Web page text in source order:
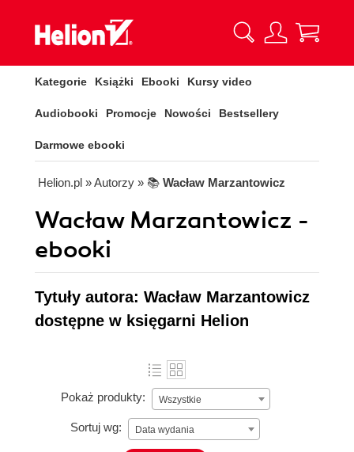
Kategorie Książki Ebooki Kursy video
Audiobooki Promocje Nowości Bestsellery
Darmowe ebooki
Helion.pl » Autorzy » 📚 Wacław Marzantowicz
Wacław Marzantowicz -
ebooki
Tytuły autora: Wacław Marzantowicz
dostępne w księgarni Helion
Pokaż produkty: Wszystkie
Sortuj wg: Data wydania